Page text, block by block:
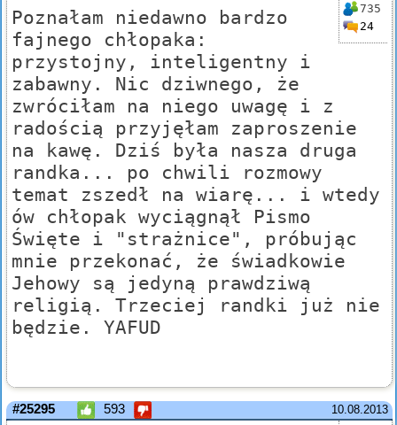
735
24
Poznałam niedawno bardzo
fajnego chłopaka:
przystojny, inteligentny i
zabawny. Nic dziwnego, że
zwróciłam na niego uwagę i z
radością przyjęłam zaproszenie
na kawę. Dziś była nasza druga
randka... po chwili rozmowy
temat zszedł na wiarę... i wtedy
ów chłopak wyciągnął Pismo
Święte i "strażnice", próbując
mnie przekonać, że świadkowie
Jehowy są jedyną prawdziwą
religią. Trzeciej randki już nie
będzie. YAFUD
10.08.2013
#25295 593